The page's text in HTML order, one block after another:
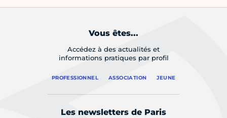
Vous êtes...
Accédez à des actualités et
informations pratiques par profil
PROFESSIONNEL ASSOCIATION JEUNE
Les newsletters de Paris